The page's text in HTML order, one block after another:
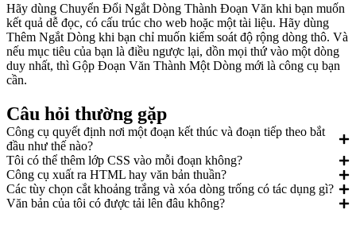
Hãy dùng Chuyển Đổi Ngắt Dòng Thành Đoạn Văn khi bạn muốn
kết quả dễ đọc, có cấu trúc cho web hoặc một tài liệu. Hãy dùng
Thêm Ngắt Dòng khi bạn chỉ muốn kiểm soát độ rộng dòng thô. Và
nếu mục tiêu của bạn là điều ngược lại, dồn mọi thứ vào một dòng
duy nhất, thì Gộp Đoạn Văn Thành Một Dòng mới là công cụ bạn
cần.
Câu hỏi thường gặp
Công cụ quyết định nơi một đoạn kết thúc và đoạn tiếp theo bắt
đầu như thế nào?
Tôi có thể thêm lớp CSS vào mỗi đoạn không?
Công cụ xuất ra HTML hay văn bản thuần?
Các tùy chọn cắt khoảng trắng và xóa dòng trống có tác dụng gì?
Văn bản của tôi có được tải lên đâu không?